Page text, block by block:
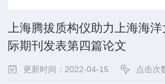
上海腾拔质构仪助力上海海
际期刊发表第四篇论文
更新时间：2022-04-15 点击次